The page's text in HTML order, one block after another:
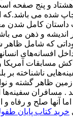
هشتاد و پنج صفحه
شده می باشد.که
داستان کامل شدن
و ذهن می
که شامل
افسانه‌های
مسابقات
ناشناخته بر
ظاهر گشته و
. مسافران سفینه‌ها
آنها صلح و رفاه و
خرید کتاب پایان